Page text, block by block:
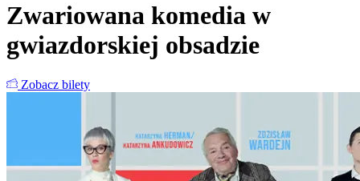
Zwariowana komedia w
gwiazdorskiej obsadzie
Zobacz bilety